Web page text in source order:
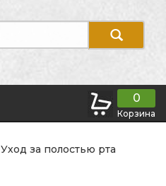
0
Корзина
Уход за полостью рта